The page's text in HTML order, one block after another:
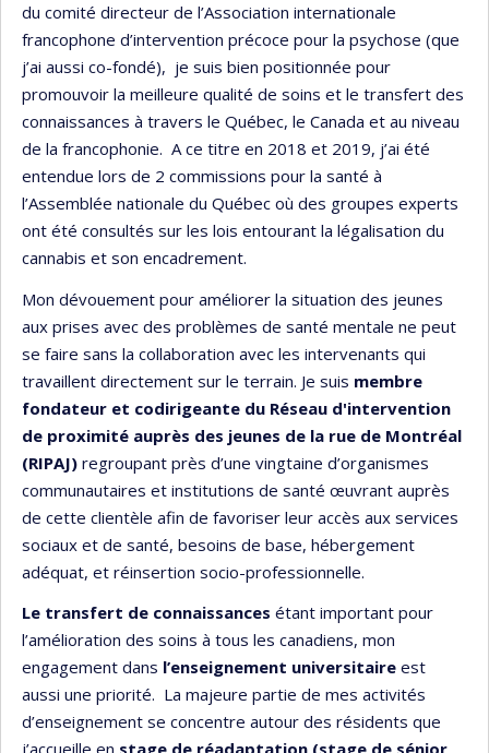
du comité directeur de l’Association internationale
francophone d’intervention précoce pour la psychose (que
j’ai aussi co-fondé), je suis bien positionnée pour
promouvoir la meilleure qualité de soins et le transfert des
connaissances à travers le Québec, le Canada et au niveau
de la francophonie. A ce titre en 2018 et 2019, j’ai été
entendue lors de 2 commissions pour la santé à
l’Assemblée nationale du Québec où des groupes experts
ont été consultés sur les lois entourant la légalisation du
cannabis et son encadrement.
Mon dévouement pour améliorer la situation des jeunes
aux prises avec des problèmes de santé mentale ne peut
se faire sans la collaboration avec les intervenants qui
travaillent directement sur le terrain. Je suis membre
fondateur et codirigeante du Réseau d'intervention
de proximité auprès des jeunes de la rue de Montréal
(RIPAJ) regroupant près d’une vingtaine d’organismes
communautaires et institutions de santé œuvrant auprès
de cette clientèle afin de favoriser leur accès aux services
sociaux et de santé, besoins de base, hébergement
adéquat, et réinsertion socio-professionnelle.
Le transfert de connaissances étant important pour
l’amélioration des soins à tous les canadiens, mon
engagement dans l’enseignement universitaire est
aussi une priorité. La majeure partie de mes activités
d’enseignement se concentre autour des résidents que